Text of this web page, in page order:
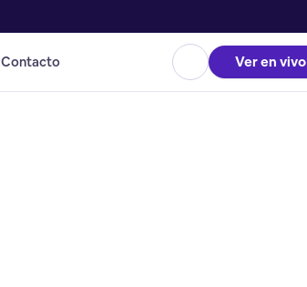
Contacto Ver en vivo